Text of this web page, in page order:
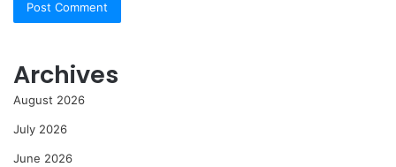
Archives
August 2026
July 2026
June 2026